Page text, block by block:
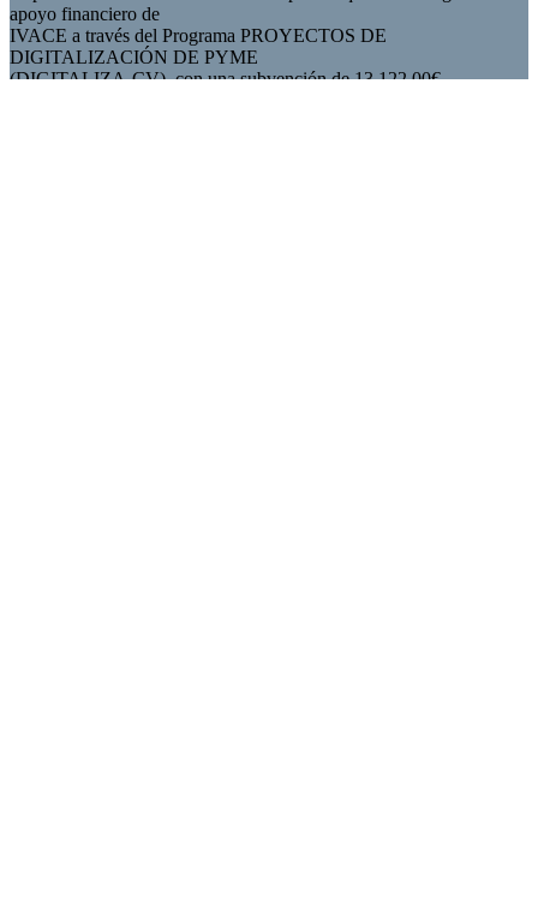
apoyo financiero de
IVACE a través del Programa PROYECTOS DE
DIGITALIZACIÓN DE PYME
(DIGITALIZA-CV), con una subvención de 13.122,00€.